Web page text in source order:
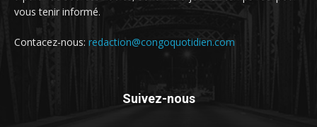
vous tenir informé.
Contacez-nous: redaction@congoquotidien.com
Suivez-nous